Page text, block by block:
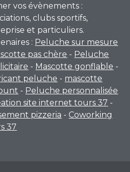
vos évènements :
clubs sportifs,
et particuliers.
: Peluche sur mesure
pas chère - Peluche
- Mascotte gonflable -
peluche - mascotte
- Peluche personnalisée
site internet tours 37 -
pizzeria - Coworking
37